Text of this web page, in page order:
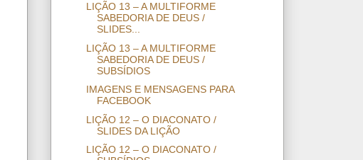
LIÇÃO 13 – A MULTIFORME
SABEDORIA DE DEUS /
SLIDES...
LIÇÃO 13 – A MULTIFORME
SABEDORIA DE DEUS /
SUBSÍDIOS
IMAGENS E MENSAGENS PARA
FACEBOOK
LIÇÃO 12 – O DIACONATO /
SLIDES DA LIÇÃO
LIÇÃO 12 – O DIACONATO /